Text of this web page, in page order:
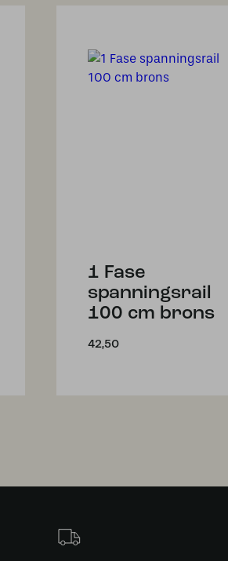
1 Fase
spanningsrail
100 cm brons
42,50